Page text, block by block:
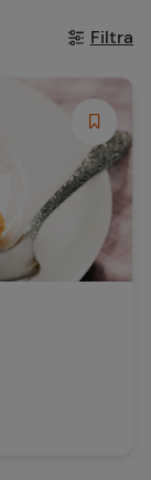
Filtra